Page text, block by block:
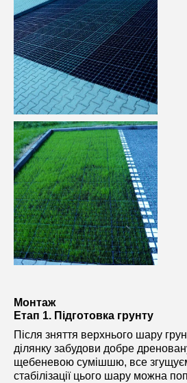
Монтаж
Етап 1. Підготовка грунту
Після зняття верхнього шару
ділянку забудови добре
щебеневою сумішшю, все
стабілізації цього шару можна